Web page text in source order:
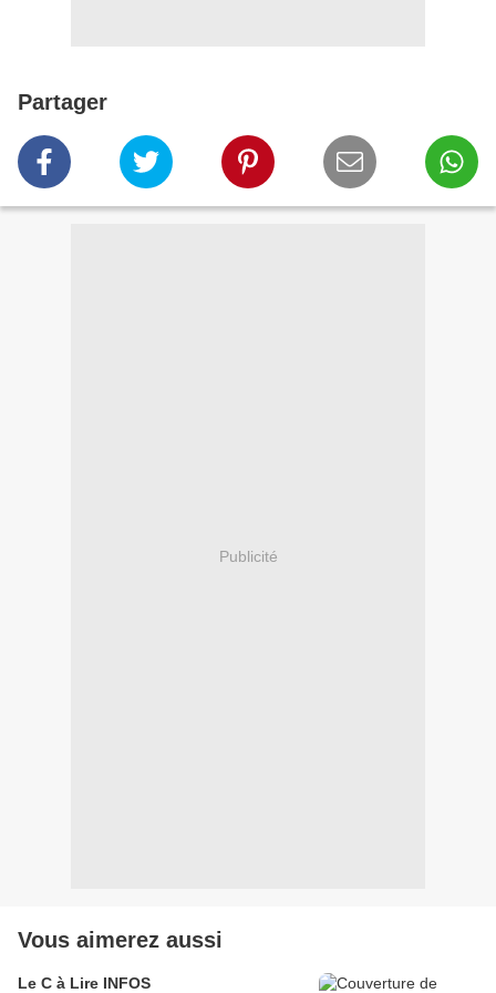
Partager
Publicité
Vous aimerez aussi
Le C à Lire INFOS